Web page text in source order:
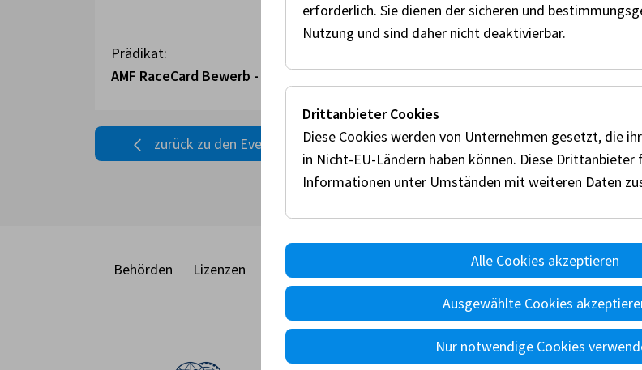
Prädikat:
AMF RaceCard Bewerb - Supermoto
zurück zu den Events
Behörden Lizenzen Racecard Reglement Disziplinen Technik
erforderlich. Sie dienen der sicheren und
Nutzung und sind daher nicht deaktivierbar.
Drittanbieter Cookies
Diese Cookies werden von Unternehmen gesetzt, die
in Nicht-EU-Ländern haben können. Diese Drittanbieter
Informationen unter Umständen mit weiteren Daten
Alle Cookies akzeptieren
Ausgewählte Cookies
Nur notwendige Cookies